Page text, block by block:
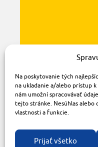
Na poskytovanie tých
na ukladanie a/alebo prístup
nám umožní spracovávať
tejto stránke. Nesúhlas alebo
vlastnosti a funkcie.
Prijať všetko